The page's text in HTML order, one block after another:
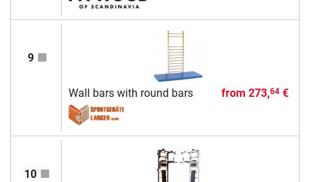
9
Wall bars with round bars from 273,64€
10